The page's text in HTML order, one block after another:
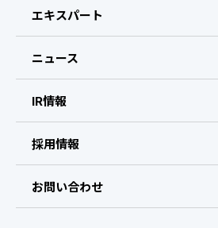
CEOメッセージ
会社概要・拠点
エキスパート
ニュース
IR情報
IR情報 トップ
IRライブラリ
採用情報
採用サイト（日本）
お問い合わせ